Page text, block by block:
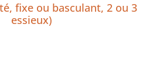
fixe ou basculant, 2 ou 3
essieux)